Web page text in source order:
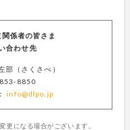
係者の皆さま
合わせ先
部（さくさべ）
8850
info@dlpo.jp
更になる場合がございます。